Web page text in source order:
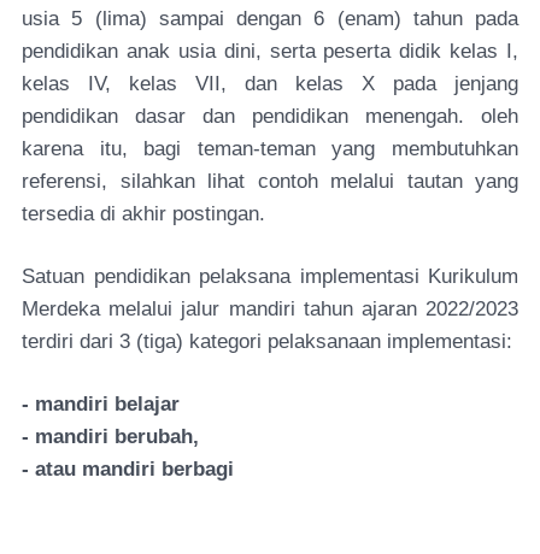
usia 5 (lima) sampai dengan 6 (enam) tahun pada
pendidikan anak usia dini, serta peserta didik kelas I,
kelas IV, kelas VII, dan kelas X pada jenjang
pendidikan dasar dan pendidikan menengah. oleh
karena itu, bagi teman-teman yang membutuhkan
referensi, silahkan lihat contoh melalui tautan yang
tersedia di akhir postingan.
Satuan pendidikan pelaksana implementasi Kurikulum
Merdeka melalui jalur mandiri tahun ajaran 2022/2023
terdiri dari 3 (tiga) kategori pelaksanaan implementasi:
- mandiri belajar
- mandiri berubah,
- atau mandiri berbagi